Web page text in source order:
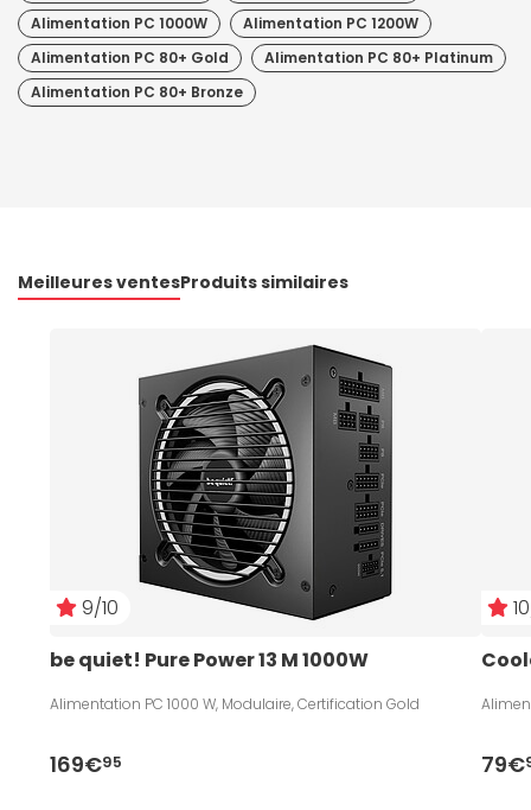
Alimentation PC 1000W
Alimentation PC 1200W
Alimentation PC 80+ Gold
Alimentation PC 80+ Platinum
Alimentation PC 80+ Bronze
Meilleures ventesProduits similaires
9/10
be quiet! Pure Power 13 M 1000W
Alimentation PC 1000 W, Modulaire, Certification Gold
169€95 79€